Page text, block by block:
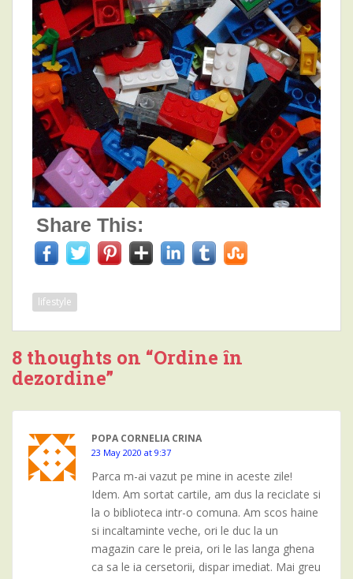
Share This:
lifestyle
8 thoughts on “Ordine în
dezordine”
POPA CORNELIA CRINA
23 May 2020 at 9:37
Parca m-ai vazut pe mine in aceste zile!
Idem. Am sortat cartile, am dus la reciclate si
la o biblioteca intr-o comuna. Am scos haine
si incaltaminte veche, ori le duc la un
magazin care le preia, ori le las langa ghena
ca sa le ia cersetorii, dispar imediat. Mai greu